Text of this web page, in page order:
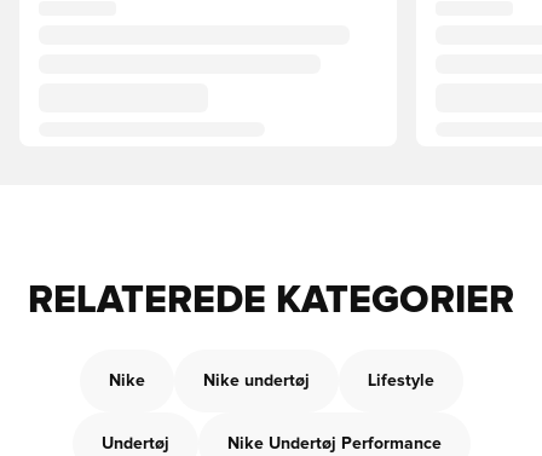
RELATEREDE KATEGORIER
Nike Nike undertøj Lifestyle
Undertøj Nike Undertøj Performance